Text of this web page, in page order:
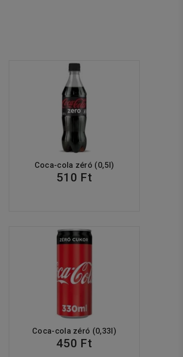
Coca-cola zéró (0,5l)
510 Ft
Coca-cola zéró (0,33l)
450 Ft